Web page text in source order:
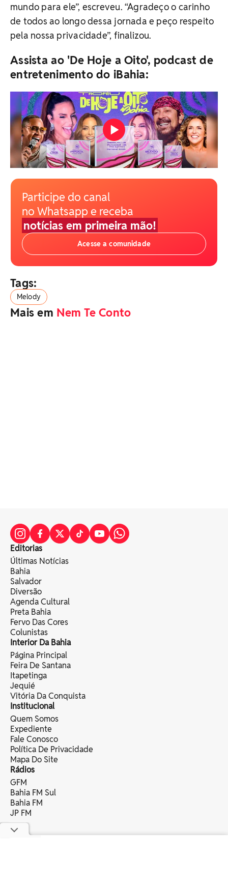
mundo para ele”, escreveu. “Agradeço o carinho
de todos ao longo dessa jornada e peço respeito
pela nossa privacidade”, finalizou.
Assista ao 'De Hoje a Oito', podcast de
entretenimento do iBahia:
Participe do canal
no Whatsapp e receba
notícias em primeira mão!
Acesse a comunidade
Tags:
Melody
Mais em Nem Te Conto
Editorias
Últimas Notícias
Bahia
Salvador
Diversão
Agenda Cultural
Preta Bahia
Fervo Das Cores
Colunistas
Interior Da Bahia
Página Principal
Feira De Santana
Itapetinga
Jequié
Vitória Da Conquista
Institucional
Quem Somos
Expediente
Fale Conosco
Política De Privacidade
Mapa Do Site
Rádios
GFM
Bahia FM Sul
Bahia FM
JP FM